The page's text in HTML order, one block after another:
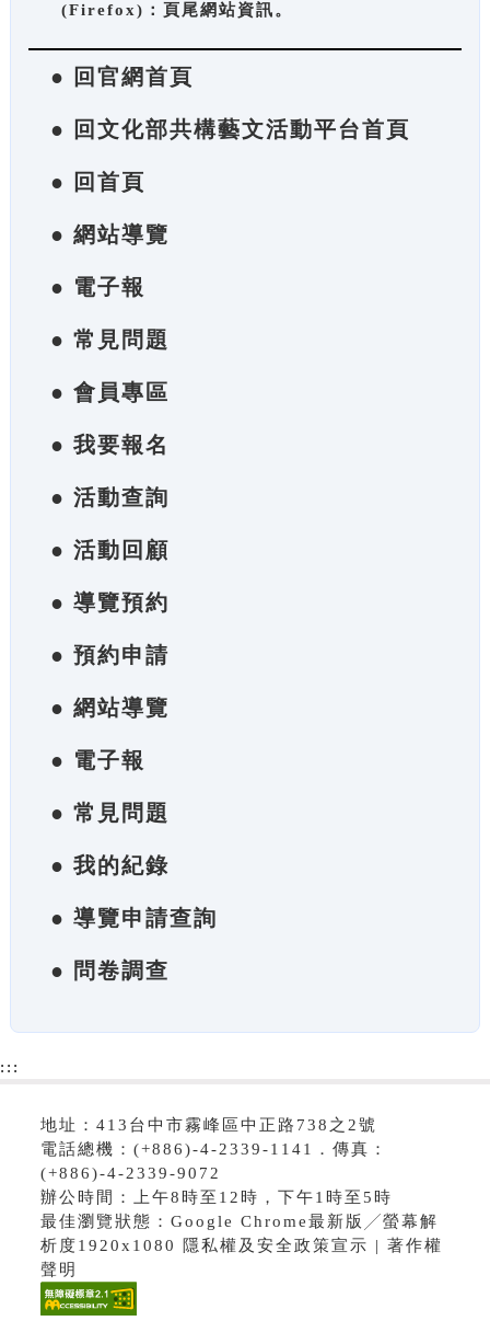
(Firefox)：頁尾網站資訊。
● 回官網首頁
● 回文化部共構藝文活動平台首頁
● 回首頁
● 網站導覽
● 電子報
● 常見問題
● 會員專區
● 我要報名
● 活動查詢
● 活動回顧
● 導覽預約
● 預約申請
● 網站導覽
● 電子報
● 常見問題
● 我的紀錄
● 導覽申請查詢
● 問卷調查
:::
地址：413台中市霧峰區中正路738之2號
電話總機：(+886)-4-2339-1141．傳真：
(+886)-4-2339-9072
辦公時間：上午8時至12時，下午1時至5時
最佳瀏覽狀態：Google Chrome最新版╱螢幕解
析度1920x1080 隱私權及安全政策宣示 | 著作權
聲明